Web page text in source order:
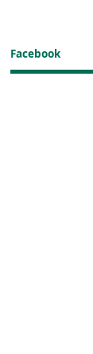
Facebook